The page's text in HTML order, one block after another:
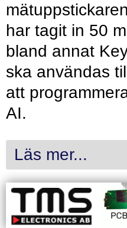
har tagit in 50
bland annat
ska användas
att
AI.
Läs mer...